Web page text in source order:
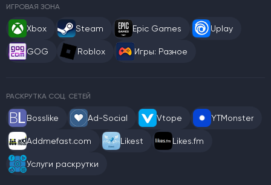
ИГРОВАЯ ЗОНА
Xbox Steam Epic Games Uplay
GOG Roblox Игры: Разное
РАСКРУТКА СОЦ. СЕТЕЙ
Bosslike Ad-Social Vtope YTMonster
Addmefast.com Likest Likes.fm
Услуги раскрутки